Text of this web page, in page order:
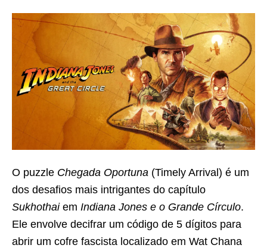
O puzzle Chegada Oportuna (Timely Arrival) é um
dos desafios mais intrigantes do capítulo
Sukhothaiem Indiana Jones e o Grande Círculo.
Ele envolve decifrar um código de 5 dígitos para
abrir um cofre fascista localizado em Wat Chana